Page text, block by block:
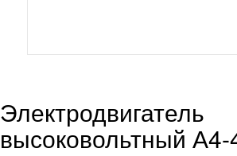
Электродвигатель
высоковольтный